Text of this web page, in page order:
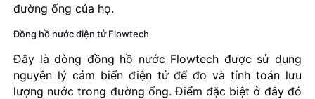
đường ống của họ.
Đồng hồ nước điện tử Flowtech
Đây là dòng đồng hồ nước Flowtech được sử dụng
nguyên lý cảm biến điện tử để đo và tính toán lưu
lượng nước trong đường ống. Điểm đặc biệt ở đây đó